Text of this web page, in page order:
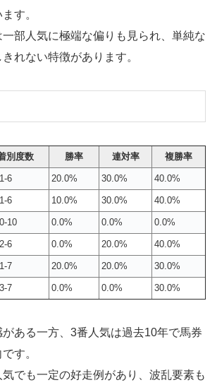
す。
一部人気に極端な偏りも見られ、単純な
れない特徴があります。
別度数 勝率 連対率 複勝率
6 20.0% 30.0% 40.0%
6 10.0% 30.0% 40.0%
10 0.0% 0.0% 0.0%
6 0.0% 20.0% 40.0%
7 20.0% 20.0% 30.0%
7 0.0% 0.0% 30.0%
がある一方、3番人気は過去10年で馬券
す。
でも一定の好走例があり、波乱要素も